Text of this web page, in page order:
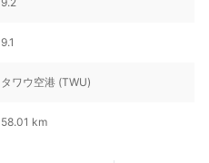
9.1
タワウ空港 (TWU)
58.01 km